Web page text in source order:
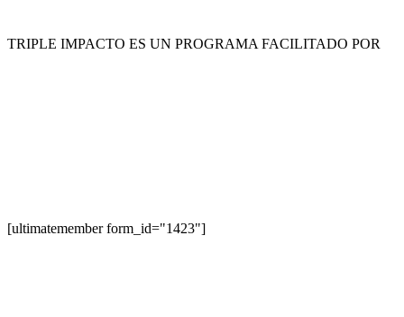
TRIPLE IMPACTO ES UN PROGRAMA FACILITADO POR
[ultimatemember form_id="1423"]